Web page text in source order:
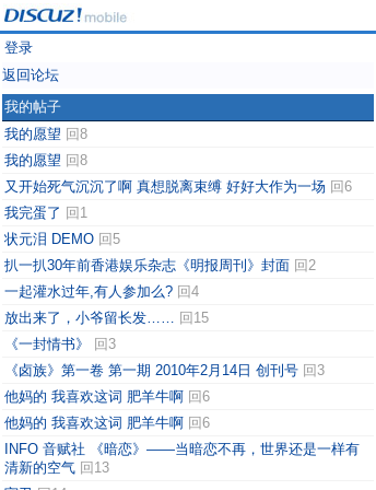
登录
返回论坛
我的帖子
我的愿望 回8
我的愿望 回8
又开始死气沉沉了啊 真想脱离束缚 好好大作为一场 回6
我完蛋了 回1
状元泪 DEMO 回5
扒一扒30年前香港娱乐杂志《明报周刊》封面 回2
一起灌水过年,有人参加么? 回4
放出来了，小爷留长发…… 回15
《一封情书》
回3
《卤族》第一卷 第一期 2010年2月14日 创刊号 回3
他妈的 我喜欢这词 肥羊牛啊 回6
他妈的 我喜欢这词 肥羊牛啊 回6
INFO 音赋社 《暗恋》——当暗恋不再，世界还是一样有
清新的空气 回13